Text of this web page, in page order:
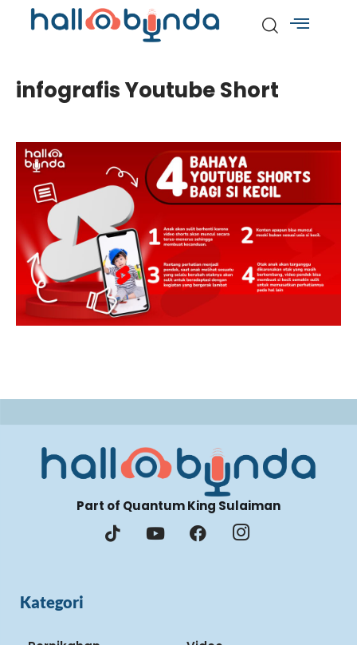
infografis Youtube Short
Part of Quantum King Sulaiman
Kategori